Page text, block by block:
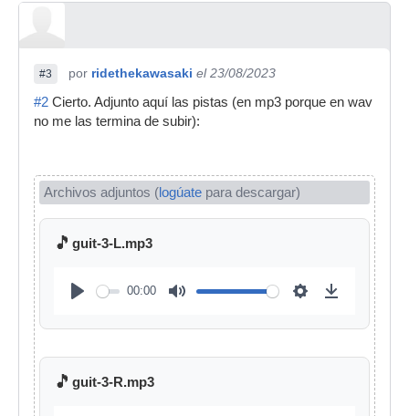
#3 por ridethekawasaki el 23/08/2023
#2 Cierto. Adjunto aquí las pistas (en mp3 porque en wav
no me las termina de subir):
Archivos adjuntos (logúate para descargar)
🎵 guit-3-L.mp3
00:00
🎵 guit-3-R.mp3